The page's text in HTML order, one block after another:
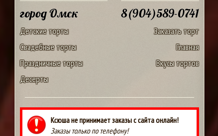
город Омск
Детские торты
Свадебные торты
Праздничные торты
Десерты
8(904)589-0741
Заказать торт
Главная
Вкусы тортов
Ксюша не принимает заказы с сайта онлайн!
Заказы только по телефону!